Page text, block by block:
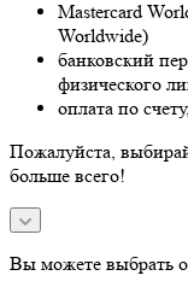
Mastercard
Worldwide)
банковский
физического
оплата по
Пожалуйста,
больше всего!
Вы можете выбрать